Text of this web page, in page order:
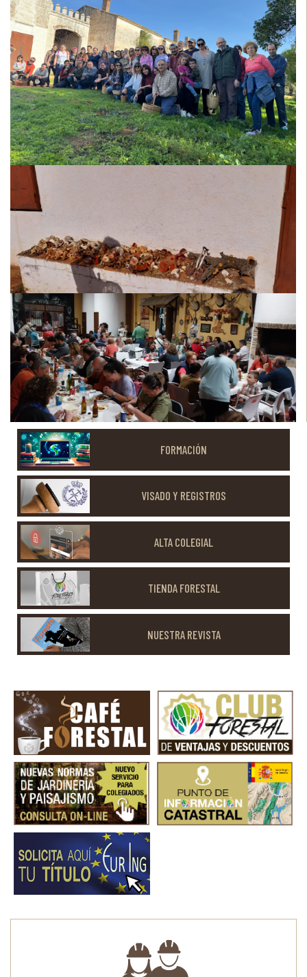
FORMACIÓN
VISADO Y REGISTROS
ALTA COLEGIAL
TIENDA FORESTAL
NUESTRA REVISTA